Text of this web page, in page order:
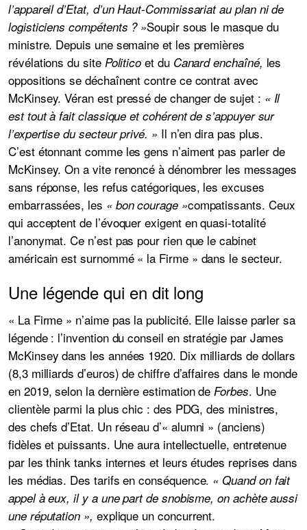
l’appareil d’Etat, d’un Haut-Commissariat au plan ni de
logisticiens compétents ? »Soupir sous le masque du
ministre. Depuis une semaine et les premières
révélations du site Politico et du Canard enchaîné, les
oppositions se déchaînent contre ce contrat avec
McKinsey. Véran est pressé de changer de sujet : « Il
est tout à fait classique et cohérent de s’appuyer sur
l’expertise du secteur privé. » Il n’en dira pas plus.
C’est étonnant comme les gens n’aiment pas parler de
McKinsey. On a vite renoncé à dénombrer les messages
sans réponse, les refus catégoriques, les excuses
embarrassées, les « bon courage »compatissants. Ceux
qui acceptent de l’évoquer exigent en quasi-totalité
l’anonymat. Ce n’est pas pour rien que le cabinet
américain est surnommé « la Firme » dans le secteur.
Une légende qui en dit long
« La Firme » n’aime pas la publicité. Elle laisse parler sa
légende : l’invention du conseil en stratégie par James
McKinsey dans les années 1920. Dix milliards de dollars
(8,3 milliards d’euros) de chiffre d’affaires dans le monde
en 2019,selon la dernière estimation deForbes. Une
clientèle parmi la plus chic : des PDG, des ministres,
des chefs d’Etat. Un réseau d’« alumni » (anciens)
fidèles et puissants. Une aura intellectuelle, entretenue
par les think tanks internes et leurs études reprises dans
les médias. Des tarifs en conséquence. « Quand on fait
appel à eux, il y a une part de snobisme, on achète aussi
une réputation », explique un concurrent.